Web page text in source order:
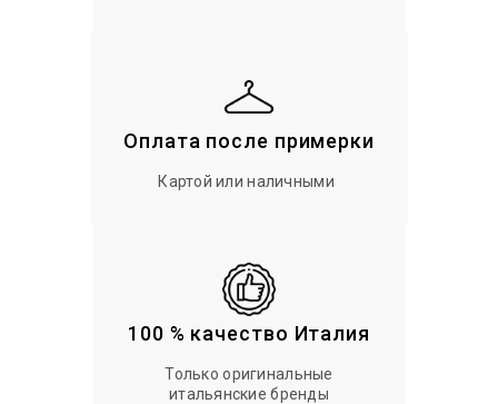
Оплата после примерки
Картой или наличными
100 % качество Италия
Только оригинальные
итальянские бренды